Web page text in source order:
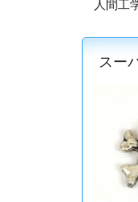
人間工
スー